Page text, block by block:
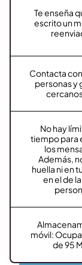
Te enseña
escrito un
Contacta
personas y
No hay
tiempo para
los
Además,
huella ni en
en el de
móvil:
de 95